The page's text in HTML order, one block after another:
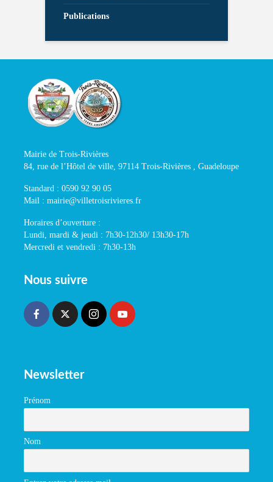
Publications
Mairie de Trois-Rivières
84, rue de l’Hôtel de ville, 97114 Trois-Rivières , Guadeloupe
Standard : 0590 92 90 05
Mail : mairie@villetroisrivieres.fr
Horaires d’ouverture :
Lundi, mardi & jeudi : 7h30-12h30/ 13h30-17h
Mercredi et vendredi : 7h30-13h
Nous suivre
Newsletter
Prénom
Nom